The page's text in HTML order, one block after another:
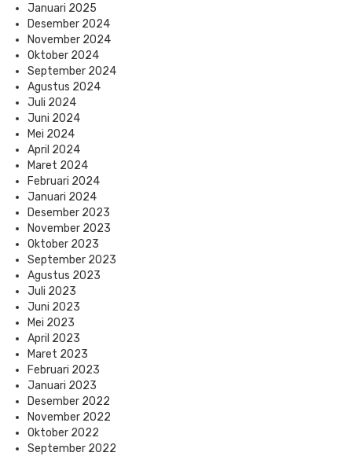
Januari 2025
Desember 2024
November 2024
Oktober 2024
September 2024
Agustus 2024
Juli 2024
Juni 2024
Mei 2024
April 2024
Maret 2024
Februari 2024
Januari 2024
Desember 2023
November 2023
Oktober 2023
September 2023
Agustus 2023
Juli 2023
Juni 2023
Mei 2023
April 2023
Maret 2023
Februari 2023
Januari 2023
Desember 2022
November 2022
Oktober 2022
September 2022